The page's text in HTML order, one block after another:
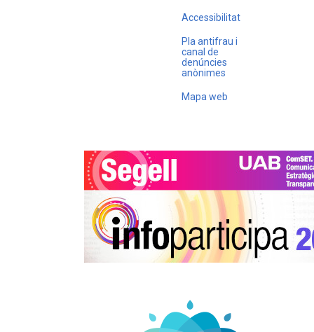
Accessibilitat
Pla antifrau i
canal de
denúncies
anònimes
Mapa web